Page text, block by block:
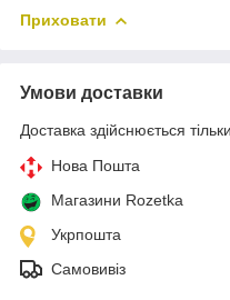
Приховати
Умови доставки
Доставка здійснюється
Нова Пошта
Магазини Rozetka
Укрпошта
Самовивіз